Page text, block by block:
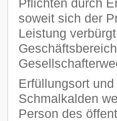
Pflichten durch
soweit sich der
Leistung
Erfüllungsort
Schmalkalden
Person des